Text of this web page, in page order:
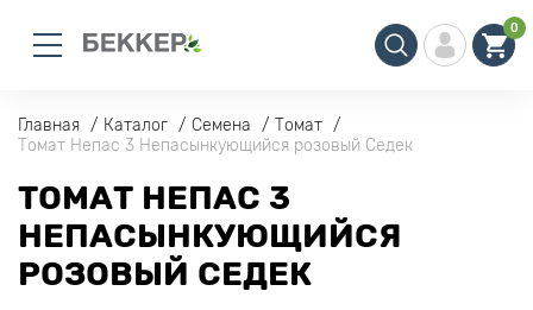
0
Главная Каталог Семена
Томат
Томат Непас 3 Непасынкующийся розовый Седек
ТОМАТ НЕПАС 3
НЕПАСЫНКУЮЩИЙСЯ
РОЗОВЫЙ СЕДЕК